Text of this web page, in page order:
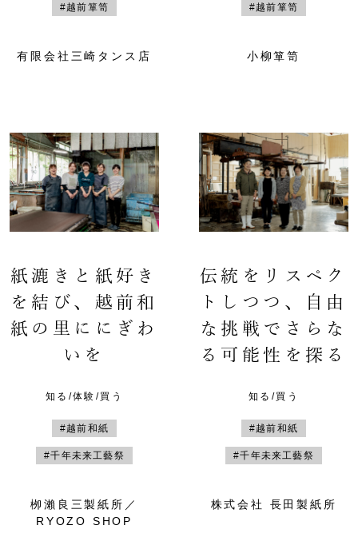
#越前箪笥
有限会社三崎タンス店
#越前箪笥
小柳箪笥
紙漉きと紙好き
を結び、越前和
紙の里ににぎわ
いを
知る/体験/買う
#越前和紙
#千年未来工藝祭
栁瀨良三製紙所／
RYOZO SHOP
伝統をリスペク
トしつつ、自由
な挑戦でさらな
る可能性を探る
知る/買う
#越前和紙
#千年未来工藝祭
株式会社 長田製紙所